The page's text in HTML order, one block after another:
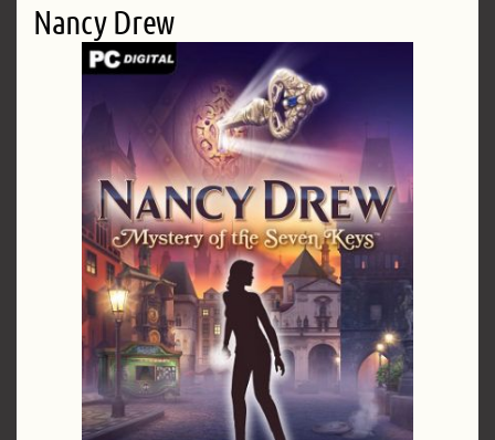
Nancy Drew